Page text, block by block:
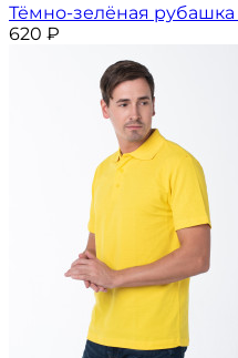
Тёмно-зелёная
620 ₽